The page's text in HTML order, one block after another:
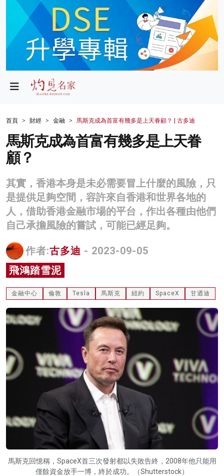
政局
財經
生活
健康
商業
科技
影片
灼見活動
關於我們
首頁 財經 金融 馬斯克成為首富有幾多是上天眷顧？ | 古多迪
馬斯克成為首富有幾多是上天眷
顧？
其實，香港本身是未必需要冒上什麼的風險，只
是提供足夠空間，容許來自香港和世界各地的
人，借助香港金融市場的平台，作出各種由他們
自己承擔風險的嘗試，可能已經足夠。
作者:古多迪 - 2023-09-05
飛鴻踏雪泥
金融中心 倫敦 Tesla 馬斯克 紐約 SpaceX 甘迺迪
馬斯克回憶稱，SpaceX首三次發射都以失敗告終，2008年他只能用
僅餘資金放手一博，終於成功。（Shutterstock）